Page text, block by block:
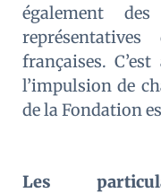
également
françaises.
l’impulsion de
de la Fondation
Les